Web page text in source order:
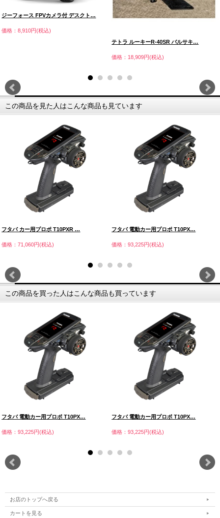
ジーフォース FPVカメラ付 デスクト…
価格：8,910円(税込)
テトラ ルーキーR-40SR バルサキ…
価格：18,909円(税込)
この商品を見た人はこんな商品も見ています
フタバ カー用プロポ T10PXR …
価格：71,060円(税込)
フタバ 電動カー用プロポ T10PX…
価格：93,225円(税込)
この商品を買った人はこんな商品も買っています
フタバ 電動カー用プロポ T10PX…
価格：93,225円(税込)
フタバ 電動カー用プロポ T10PX…
価格：93,225円(税込)
お店のトップへ戻る
カートを見る